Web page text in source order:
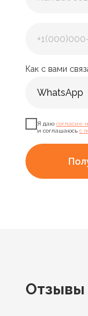
Как с вами
Я даю согласие
и соглашаюсь с
Отзывы